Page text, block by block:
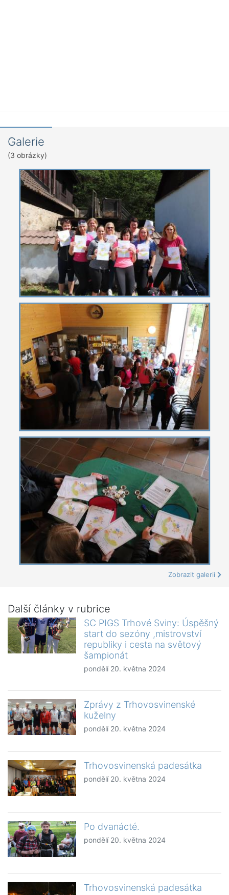
Galerie
(3 obrázky)
Zobrazit galerii
Další články v rubrice
SC PIGS Trhové Sviny: Úspěšný
start do sezóny ,mistrovství
republiky i cesta na světový
šampionát
pondělí 20. května 2024
Zprávy z Trhovosvinenské
kuželny
pondělí 20. května 2024
Trhovosvinenská padesátka
pondělí 20. května 2024
Po dvanácté.
pondělí 20. května 2024
Trhovosvinenská padesátka